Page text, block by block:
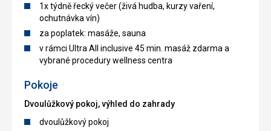
1x týdně řecký večer (živá hudba, kurzy vaření,
ochutnávka vín)
za poplatek: masáže, sauna
v rámci Ultra All inclusive 45 min. masáž zdarma a
vybrané procedury wellness centra
Pokoje
Dvoulůžkový pokoj, výhled do zahrady
dvoulůžkový pokoj